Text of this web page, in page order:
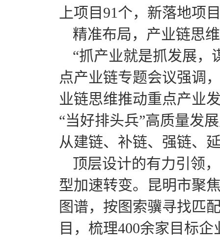
上项目91个，新落地项
精准布局，产业链思
“抓产业就是抓发展，
点产业链专题会议强调
业链思维推动重点产业
“当好排头兵”高质量发
从建链、补链、强链、
顶层设计的有力引领
型加速转变。昆明市聚
图谱，按图索骥寻找匹
目，梳理400余家目标